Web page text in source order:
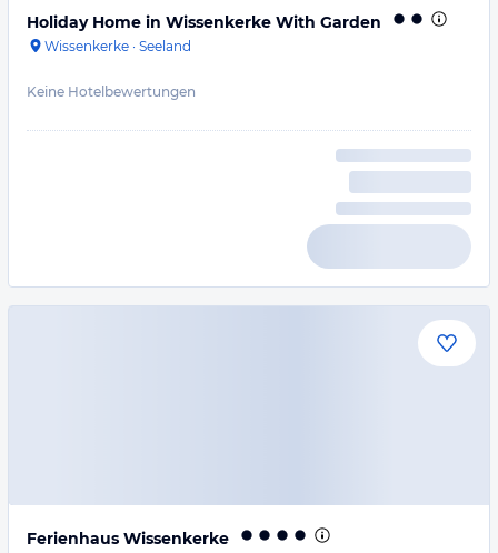
Holiday Home in Wissenkerke With Garden
Wissenkerke · Seeland
Keine Hotelbewertungen
Ferienhaus Wissenkerke